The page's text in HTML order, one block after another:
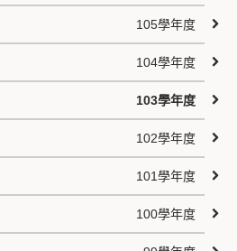
105學年度
104學年度
103學年度
102學年度
101學年度
100學年度